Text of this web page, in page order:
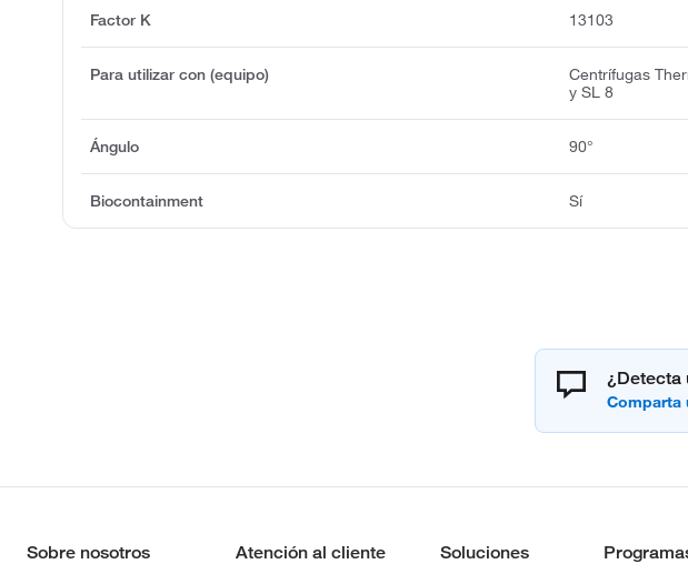
Factor K 13103
Para utilizar con (equipo)
Centrífugas
y SL 8
Ángulo 90°
Biocontainment Sí
¿Detecta
Sobre nosotros Atención al cliente
Soluciones